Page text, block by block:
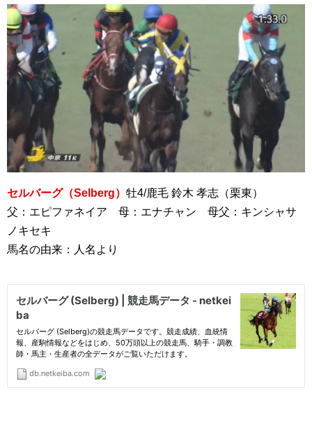
セルバーグ（Selberg） 牡4/鹿毛 鈴木 孝志（栗東）
父：エピファネイア 母：エナチャン 母父：キンシャサ
ノキセキ
馬名の由来：人名より